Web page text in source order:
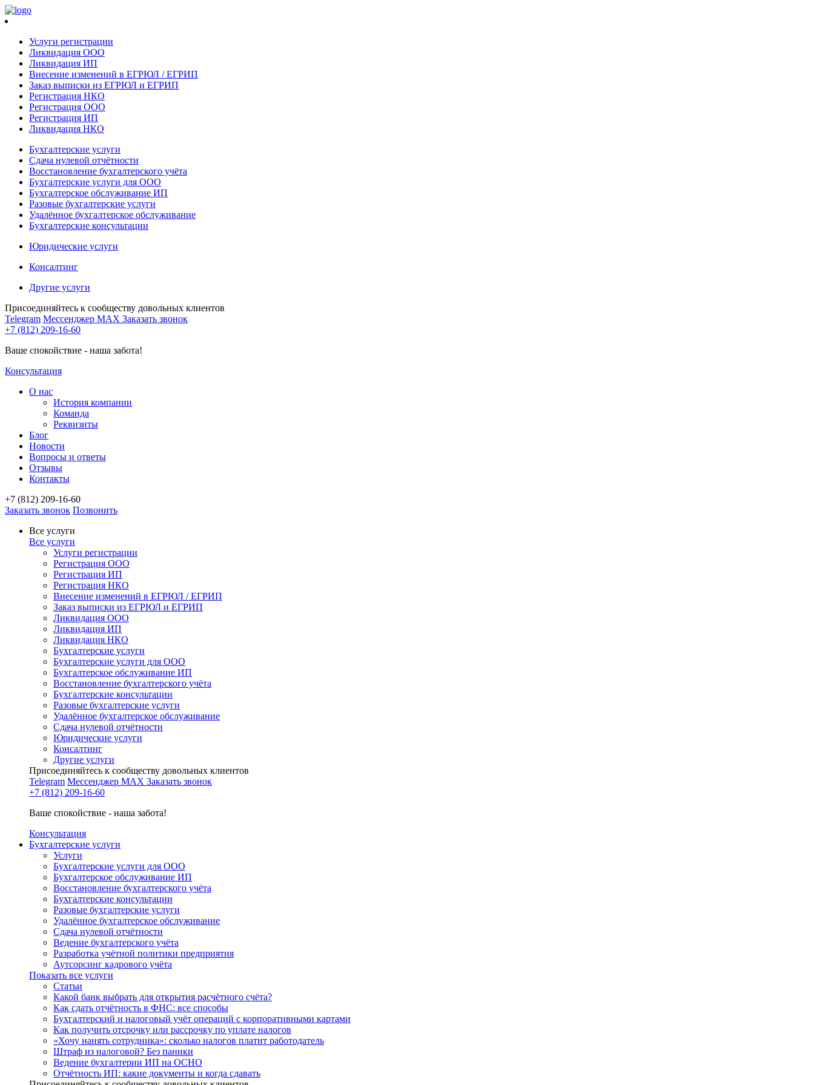
Услуги регистрации
Ликвидация ООО
Ликвидация ИП
Внесение изменений в ЕГРЮЛ / ЕГРИП
Заказ выписки из ЕГРЮЛ и ЕГРИП
Регистрация НКО
Регистрация ООО
Регистрация ИП
Ликвидация НКО
Бухгалтерские услуги
Сдача нулевой отчётности
Восстановление бухгалтерского учёта
Бухгалтерские услуги для ООО
Бухгалтерское обслуживание ИП
Разовые бухгалтерские услуги
Удалённое бухгалтерское обслуживание
Бухгалтерские консультации
Юридические услуги
Консалтинг
Другие услуги
Присоединяйтесь к сообществу довольных клиентов
Telegram Мессенджер MAX Заказать звонок
+7 (812) 209-16-60
Ваше спокойствие - наша забота!
Консультация
О нас
История компании
Команда
Реквизиты
Блог
Новости
Вопросы и ответы
Отзывы
Контакты
+7 (812) 209-16-60
Заказать звонок Позвонить
Все услуги
Все услуги
Услуги регистрации
Регистрация ООО
Регистрация ИП
Регистрация НКО
Внесение изменений в ЕГРЮЛ / ЕГРИП
Заказ выписки из ЕГРЮЛ и ЕГРИП
Ликвидация ООО
Ликвидация ИП
Ликвидация НКО
Бухгалтерские услуги
Бухгалтерские услуги для ООО
Бухгалтерское обслуживание ИП
Восстановление бухгалтерского учёта
Бухгалтерские консультации
Разовые бухгалтерские услуги
Удалённое бухгалтерское обслуживание
Сдача нулевой отчётности
Юридические услуги
Консалтинг
Другие услуги
Присоединяйтесь к сообществу довольных клиентов
Telegram Мессенджер MAX Заказать звонок
+7 (812) 209-16-60
Ваше спокойствие - наша забота!
Консультация
Бухгалтерские услуги
Услуги
Бухгалтерские услуги для ООО
Бухгалтерское обслуживание ИП
Восстановление бухгалтерского учёта
Бухгалтерские консультации
Разовые бухгалтерские услуги
Удалённое бухгалтерское обслуживание
Сдача нулевой отчётности
Ведение бухгалтерского учёта
Разработка учётной политики предприятия
Аутсорсинг кадрового учёта
Показать все услуги
Статьи
Какой банк выбрать для открытия расчётного счёта?
Как сдать отчётность в ФНС: все способы
Бухгалтерский и налоговый учёт операций с корпоративными картами
Как получить отсрочку или рассрочку по уплате налогов
«Хочу нанять сотрудника»: сколько налогов платит работодатель
Штраф из налоговой? Без паники
Ведение бухгалтерии ИП на ОСНО
Отчётность ИП: какие документы и когда сдавать